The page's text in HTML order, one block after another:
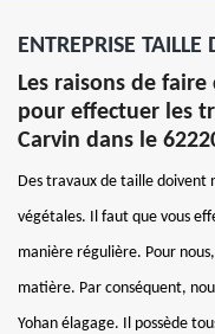
ENTREPRISE
Les raisons de
pour effectuer les
Carvin dans le
Des travaux de taille doivent
végétales. Il faut que vous
manière régulière. Pour
matière. Par conséquent,
Yohan élagage. Il possède